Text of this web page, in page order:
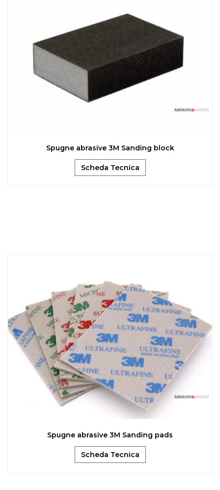
Spugne abrasive 3M Sanding block
Scheda Tecnica
Spugne abrasive 3M Sanding pads
Scheda Tecnica